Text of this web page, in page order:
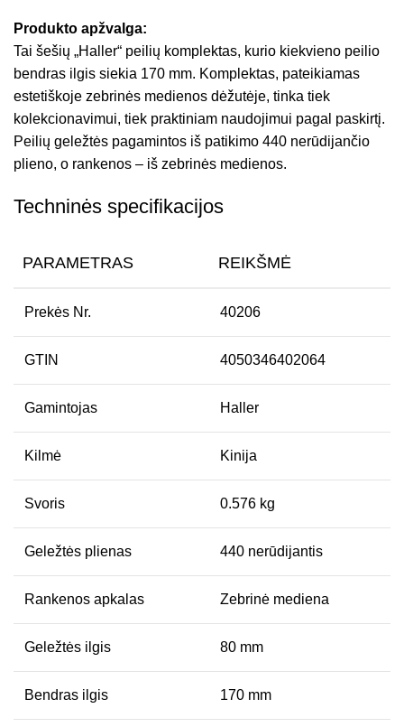
Produkto apžvalga:
Tai šešių „Haller“ peilių komplektas, kurio kiekvieno peilio
bendras ilgis siekia 170 mm. Komplektas, pateikiamas
estetiškoje zebrinės medienos dėžutėje, tinka tiek
kolekcionavimui, tiek praktiniam naudojimui pagal paskirtį.
Peilių geležtės pagamintos iš patikimo 440 nerūdijančio
plieno, o rankenos – iš zebrinės medienos.
Techninės specifikacijos
PARAMETRAS REIKŠMĖ
Prekės Nr. 40206
GTIN 4050346402064
Gamintojas Haller
Kilmė Kinija
Svoris 0.576 kg
Geležtės plienas 440 nerūdijantis
Rankenos apkalas Zebrinė mediena
Geležtės ilgis 80 mm
Bendras ilgis 170 mm